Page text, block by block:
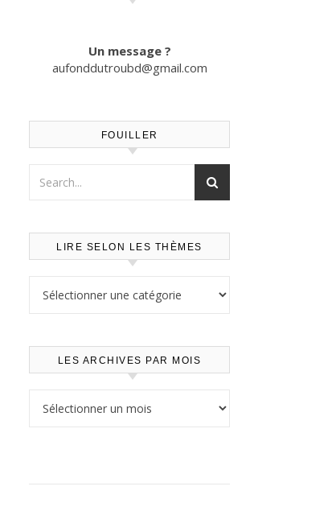
Un message ?
aufonddutroubd@gmail.com
FOUILLER
LIRE SELON LES THÈMES
LES ARCHIVES PAR MOIS